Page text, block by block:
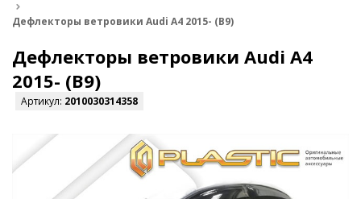
Дефлекторы ветровики Audi A4 2015- (B9)
Дефлекторы ветровики Audi A4
2015- (B9)
Артикул: 2010030314358